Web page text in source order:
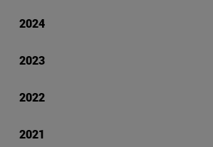
2024
2023
2022
2021